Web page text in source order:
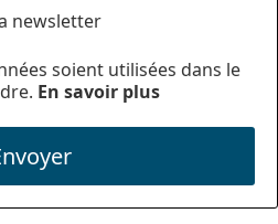
newsletter
soient utilisées dans le
En savoir plus